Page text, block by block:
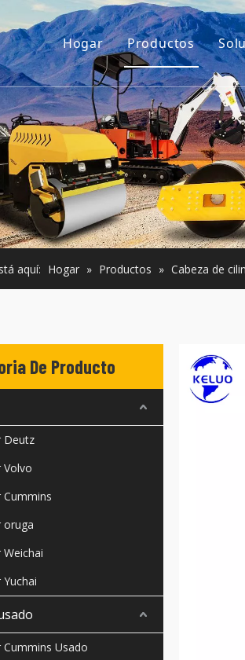
Hogar Productos
Motor
Accesorios
Maquinaria de
Motor usado
Maquinaria
aquí: Hogar » Productos » Cabeza de
De Producto
Deutz
Usado